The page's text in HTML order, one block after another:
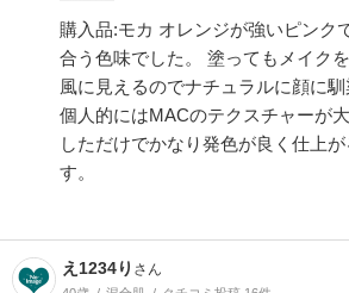
購入品:モカ オレンジが強いピンク
合う色味でした。 塗ってもメイク
風に見えるのでナチュラルに顔に馴
個人的にはMACのテクスチャーが
しただけでかなり発色が良く仕上
す。
え1234り さん